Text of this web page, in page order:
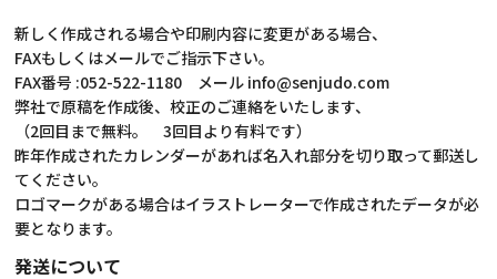
新しく作成される場合や印刷内容に変更がある場合、
FAXもしくはメールでご指示下さい。
FAX番号 :052-522-1180 メール info@senjudo.com
弊社で原稿を作成後、校正のご連絡をいたします、
（2回目まで無料。 3回目より有料です）
昨年作成されたカレンダーがあれば名入れ部分を切り取って郵送し
てください。
ロゴマークがある場合はイラストレーターで作成されたデータが必
要となります。
発送について